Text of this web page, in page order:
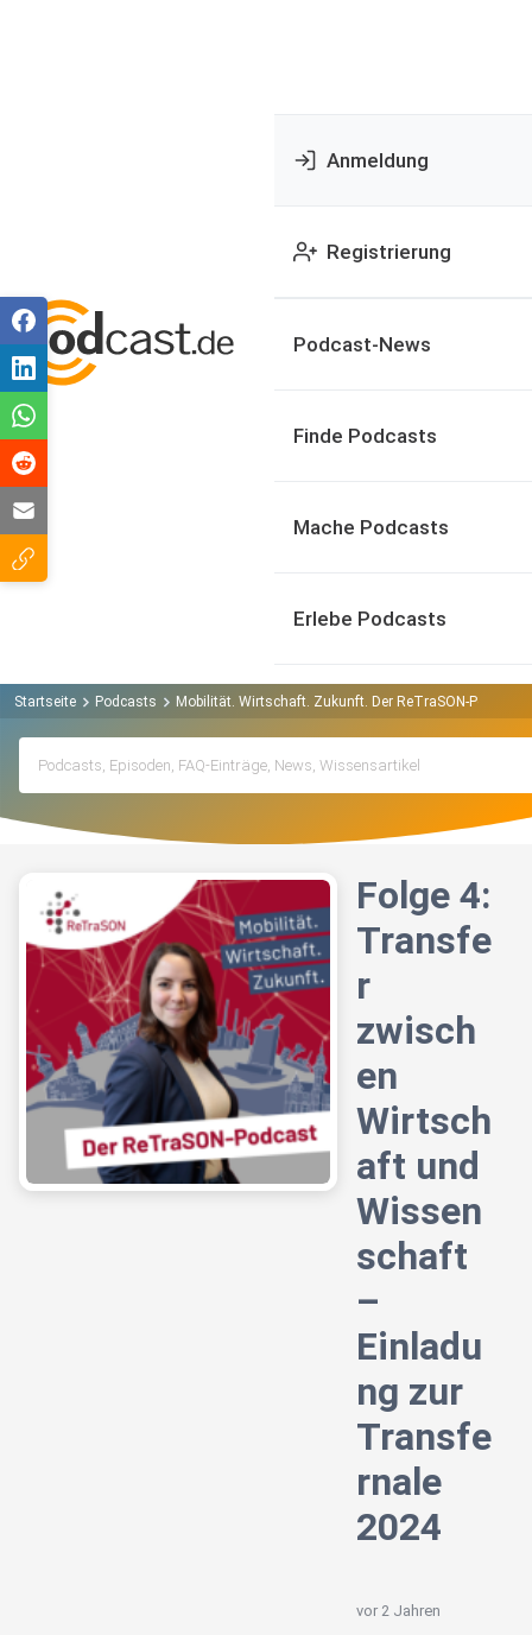
Anmeldung
Registrierung
Podcast-News
Finde Podcasts
Mache Podcasts
Erlebe Podcasts
Startseite Podcasts Mobilität. Wirtschaft. Zukunft. Der ReTraSON-Podcast
Folge 4:
Transfe
r
zwisch
en
Wirtsch
aft und
Wissen
schaft
–
Einladu
ng zur
Transfe
rnale
2024
vor 2 Jahren